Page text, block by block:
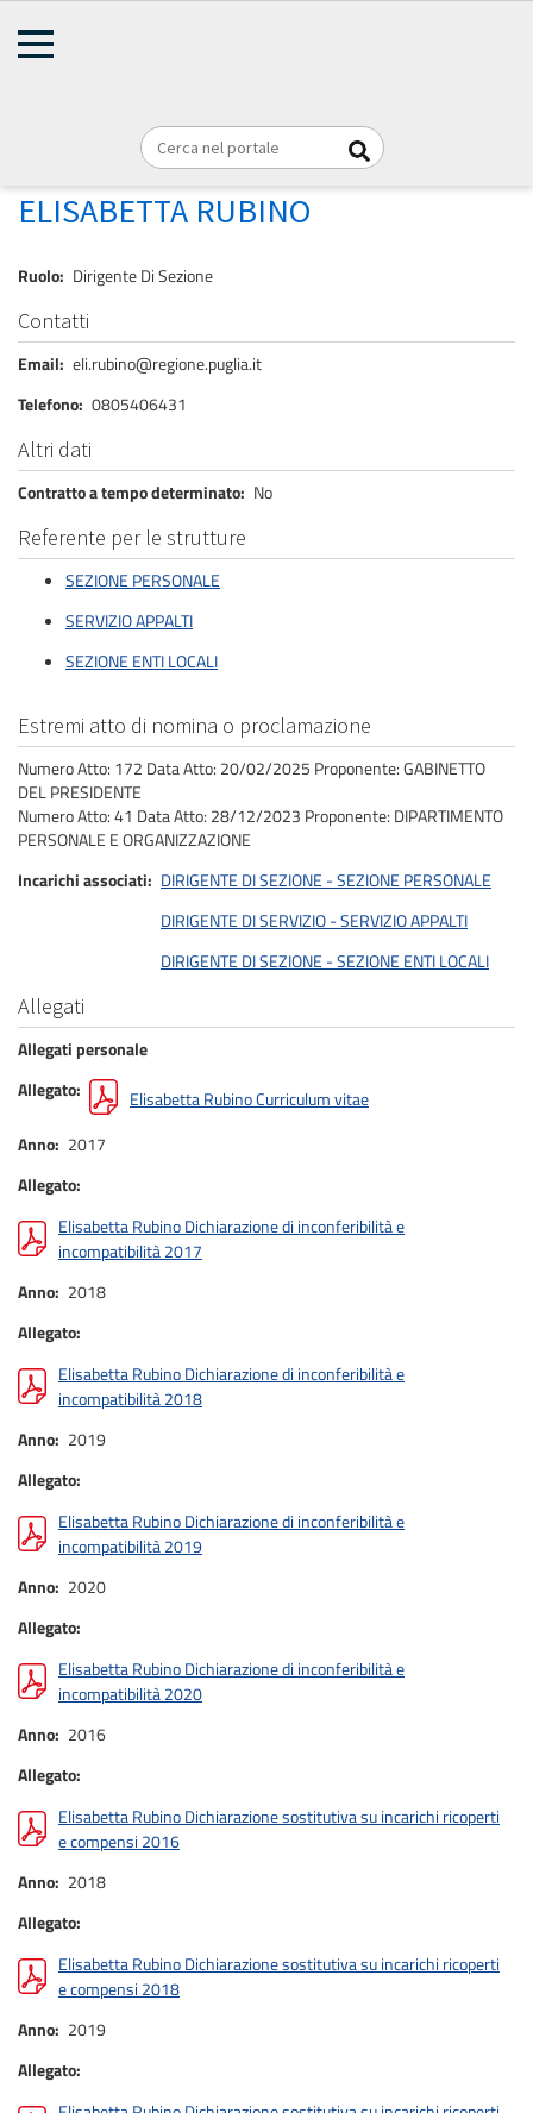
Briciole
Home
RUBINO ELISABETTA
ELISABETTA RUBINO
Ruolo Dirigente Di Sezione
Contatti
Email eli.rubino@regione.puglia.it
Telefono 0805406431
Altri dati
Contratto a tempo determinato No
Referente per le strutture
SEZIONE PERSONALE
SERVIZIO APPALTI
SEZIONE ENTI LOCALI
Estremi atto di nomina o proclamazione
Numero Atto: 172 Data Atto: 20/02/2025 Proponente: GABINETTO
DEL PRESIDENTE
Numero Atto: 41 Data Atto: 28/12/2023 Proponente: DIPARTIMENTO
PERSONALE E ORGANIZZAZIONE
Incarichi associati
DIRIGENTE DI SEZIONE - SEZIONE PERSONALE
DIRIGENTE DI SERVIZIO - SERVIZIO APPALTI
DIRIGENTE DI SEZIONE - SEZIONE ENTI LOCALI
Allegati
Allegati personale
Allegato
Elisabetta Rubino Curriculum vitae
Anno 2017
Allegato
Elisabetta Rubino Dichiarazione di inconferibilità e
incompatibilità 2017
Anno 2018
Allegato
Elisabetta Rubino Dichiarazione di inconferibilità e
incompatibilità 2018
Anno 2019
Allegato
Elisabetta Rubino Dichiarazione di inconferibilità e
incompatibilità 2019
Anno 2020
Allegato
Elisabetta Rubino Dichiarazione di inconferibilità e
incompatibilità 2020
Anno 2016
Allegato
Elisabetta Rubino Dichiarazione sostitutiva su incarichi ricoperti
e compensi 2016
Anno 2018
Allegato
Elisabetta Rubino Dichiarazione sostitutiva su incarichi ricoperti
e compensi 2018
Anno 2019
Allegato